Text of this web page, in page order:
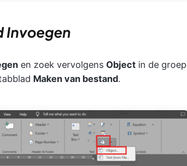
Invoegen
en zoek vervolgens Object in de groep
Maken van bestand.